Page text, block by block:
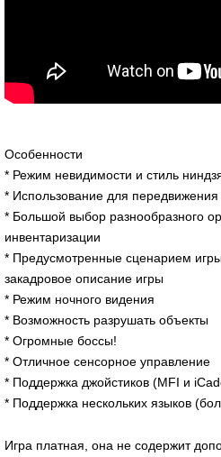
Особенности
* Режим невидимости и стиль
* Использование для передвижения
* Большой выбор разнообразного
инвентаризации
* Предусмотренные сценарием
закадровое описание игры
* Режим ночного видения
* Возможность разрушать объекты
* Огромные боссы!
* Отличное сенсорное управление
* Поддержка джойстиков (MFI и
* Поддержка нескольких языков
Игра платная, она не содержит